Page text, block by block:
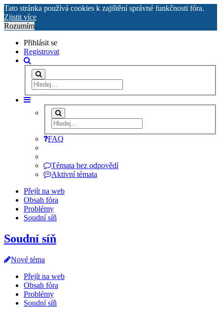
Tato stránka používá cookies k zajištění správné funkčnosti fóra.
Zjistit více
Rozumím
Přihlásit se
Registrovat
FAQ
Témata bez odpovědí
Aktivní témata
Přejít na web
Obsah fóra
Problémy
Soudní síň
Soudní síň
Nové téma
Přejít na web
Obsah fóra
Problémy
Soudní síň